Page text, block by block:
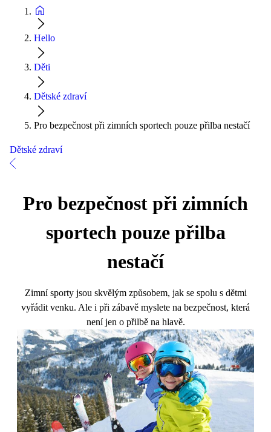
Hello
Děti
Dětské zdraví
Pro bezpečnost při zimních sportech pouze přilba nestačí
Dětské zdraví
Pro bezpečnost při zimních
sportech pouze přilba
nestačí
Zimní sporty jsou skvělým způsobem, jak se spolu s dětmi
vyřádit venku. Ale i při zábavě myslete na bezpečnost, která
není jen o přilbě na hlavě.